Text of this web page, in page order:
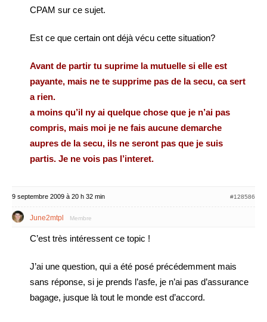
CPAM sur ce sujet.
Est ce que certain ont déjà vécu cette situation?
Avant de partir tu suprime la mutuelle si elle est
payante, mais ne te supprime pas de la secu, ca sert
a rien.
a moins qu’il ny ai quelque chose que je n’ai pas
compris, mais moi je ne fais aucune demarche
aupres de la secu, ils ne seront pas que je suis
partis. Je ne vois pas l’interet.
9 septembre 2009 à 20 h 32 min #128586
June2mtpl Membre
C’est très intéressent ce topic !
J’ai une question, qui a été posé précédemment mais
sans réponse, si je prends l’asfe, je n’ai pas d’assurance
bagage, jusque là tout le monde est d’accord.